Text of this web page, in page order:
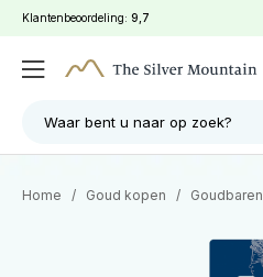
Klantenbeoordeling: 9,7
Waar bent u naar op zoek?
Filter
Home / Goud kopen / Goudbaren